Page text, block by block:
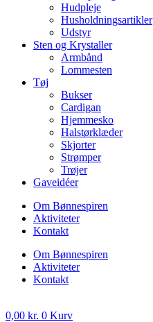
Hudpleje
Husholdningsartikler
Udstyr
Sten og Krystaller
Armbånd
Lommesten
Tøj
Bukser
Cardigan
Hjemmesko
Halstørklæder
Skjorter
Strømper
Trøjer
Gaveidéer
Om Bønnespiren
Aktiviteter
Kontakt
Om Bønnespiren
Aktiviteter
Kontakt
0,00 kr. 0 Kurv